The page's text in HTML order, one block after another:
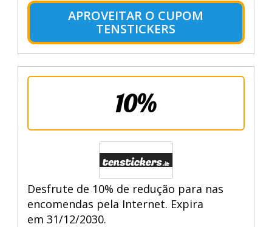
APROVEITAR O CUPOM
TENSTICKERS
10%
Desfrute de 10% de redução para nas
encomendas pela Internet. Expira
em 31/12/2030.